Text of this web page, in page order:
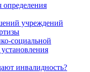
определения
учреждений
социальной
инвалидность?